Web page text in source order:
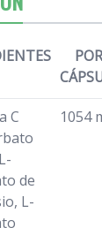
C
de
L-
1054